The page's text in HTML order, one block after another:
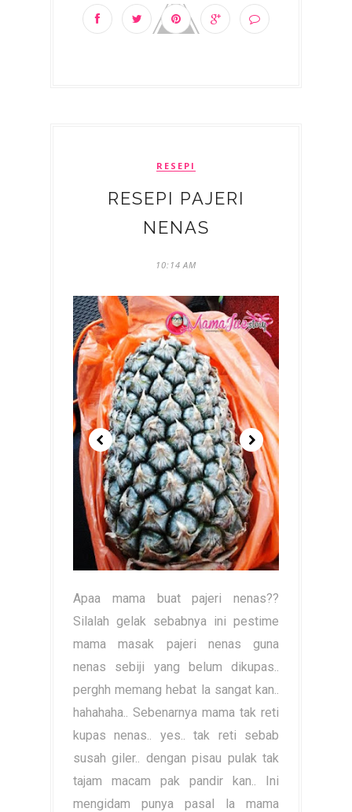
RESEPI
RESEPI PAJERI
NENAS
10:14 AM
Apaa mama buat pajeri nenas??
Silalah gelak sebabnya ini pestime
mama masak pajeri nenas guna
nenas sebiji yang belum dikupas..
perghh memang hebat la sangat kan..
hahahaha.. Sebenarnya mama tak reti
kupas nenas.. yes.. tak reti sebab
susah giler.. dengan pisau pulak tak
tajam macam pak pandir kan.. Ini
mengidam punya pasal la mama